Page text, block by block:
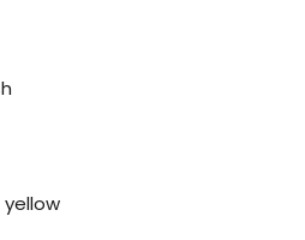
yellow